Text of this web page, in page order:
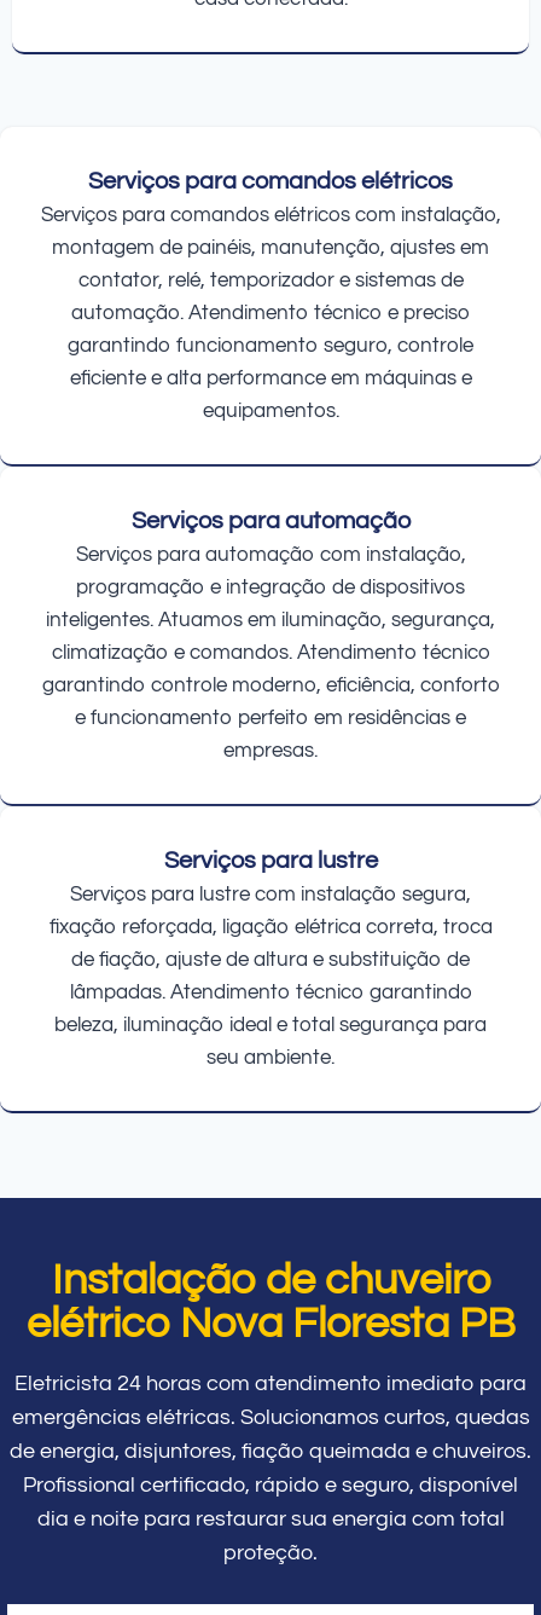
Serviços para comandos elétricos
Serviços para comandos elétricos com instalação,
montagem de painéis, manutenção, ajustes em
contator, relé, temporizador e sistemas de
automação. Atendimento técnico e preciso
garantindo funcionamento seguro, controle
eficiente e alta performance em máquinas e
equipamentos.
Serviços para automação
Serviços para automação com instalação,
programação e integração de dispositivos
inteligentes. Atuamos em iluminação, segurança,
climatização e comandos. Atendimento técnico
garantindo controle moderno, eficiência, conforto
e funcionamento perfeito em residências e
empresas.
Serviços para lustre
Serviços para lustre com instalação segura,
fixação reforçada, ligação elétrica correta, troca
de fiação, ajuste de altura e substituição de
lâmpadas. Atendimento técnico garantindo
beleza, iluminação ideal e total segurança para
seu ambiente.
Instalação de chuveiro
elétrico Nova Floresta PB
Eletricista 24 horas com atendimento imediato para
emergências elétricas. Solucionamos curtos, quedas
de energia, disjuntores, fiação queimada e chuveiros.
Profissional certificado, rápido e seguro, disponível
dia e noite para restaurar sua energia com total
proteção.